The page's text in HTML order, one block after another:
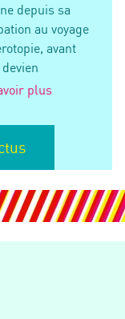
depuis sa
au voyage
avant
plus